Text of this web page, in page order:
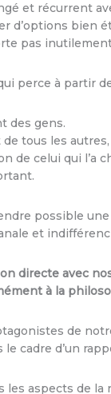
et récurrent
d’options bien
pas
perce à partir
des gens.
tous les
de celui qui l’a
possible
et
directe avec
à la
de
cadre d’un
aspects de